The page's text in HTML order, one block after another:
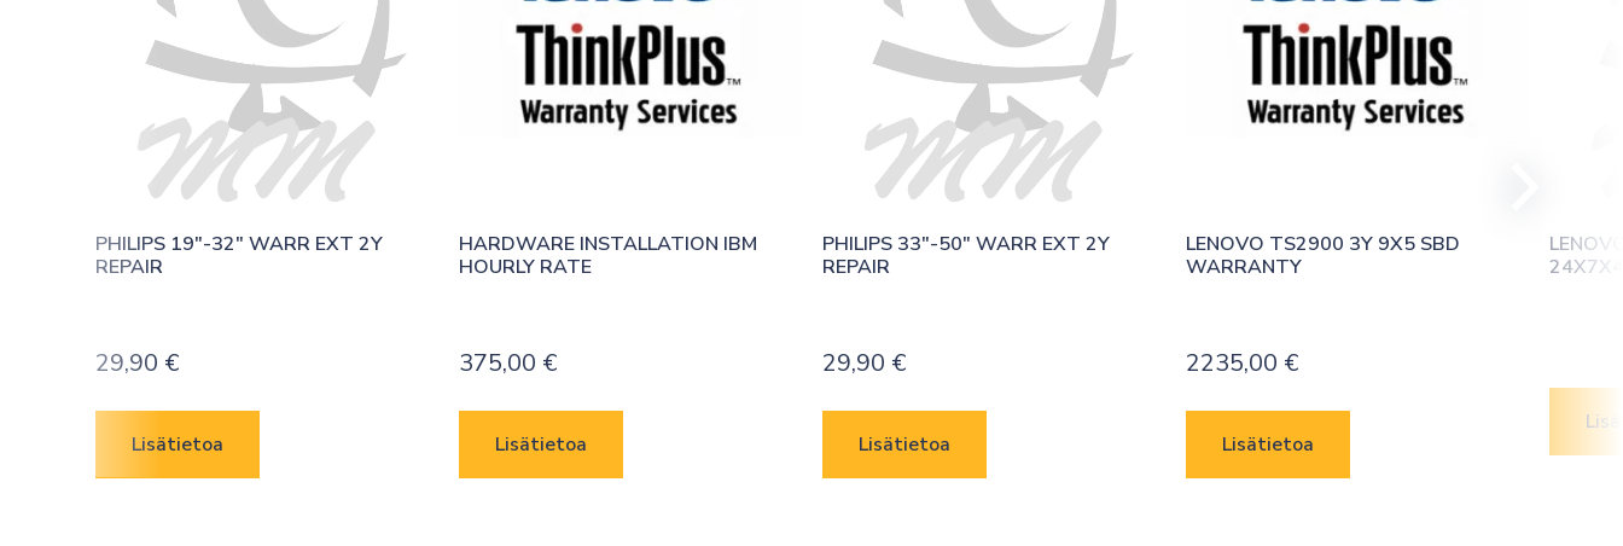
PHILIPS 19″-32″ WARR EXT 2Y
REPAIR
29,90 €
Lisätietoa
HARDWARE INSTALLATION IBM
HOURLY RATE
375,00 €
Lisätietoa
PHILIPS 33″-50″ WARR EXT 2Y
REPAIR
29,90 €
Lisätietoa
LENOVO TS2900 3Y 9X5 SBD
WARRANTY
2235,00 €
Lisätietoa